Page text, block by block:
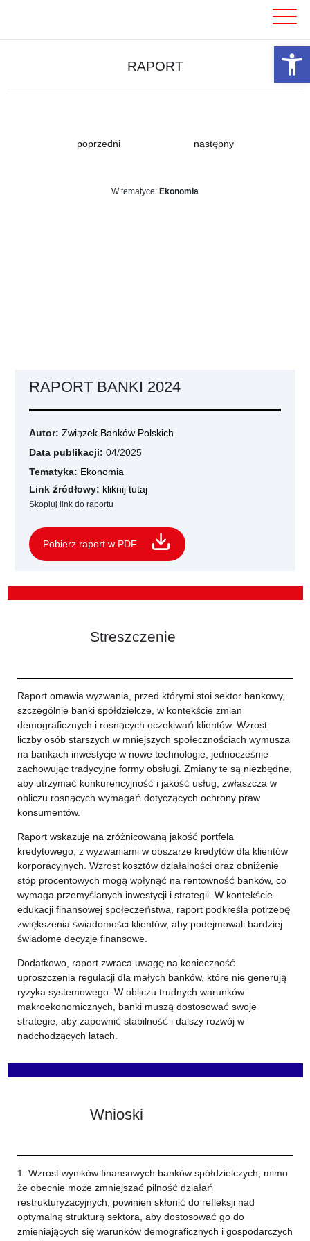
RAPORT
poprzedni następny
W tematyce: Ekonomia
RAPORT BANKI 2024
Autor: Związek Banków Polskich
Data publikacji: 04/2025
Tematyka: Ekonomia
Link źródłowy: kliknij tutaj
Skopiuj link do raportu
Pobierz raport w PDF
Streszczenie
Raport omawia wyzwania, przed którymi stoi sektor bankowy,
szczególnie banki spółdzielcze, w kontekście zmian
demograficznych i rosnących oczekiwań klientów. Wzrost
liczby osób starszych w mniejszych społecznościach wymusza
na bankach inwestycje w nowe technologie, jednocześnie
zachowując tradycyjne formy obsługi. Zmiany te są niezbędne,
aby utrzymać konkurencyjność i jakość usług, zwłaszcza w
obliczu rosnących wymagań dotyczących ochrony praw
konsumentów.
Raport wskazuje na zróżnicowaną jakość portfela
kredytowego, z wyzwaniami w obszarze kredytów dla klientów
korporacyjnych. Wzrost kosztów działalności oraz obniżenie
stóp procentowych mogą wpłynąć na rentowność banków, co
wymaga przemyślanych inwestycji i strategii. W kontekście
edukacji finansowej społeczeństwa, raport podkreśla potrzebę
zwiększenia świadomości klientów, aby podejmowali bardziej
świadome decyzje finansowe.
Dodatkowo, raport zwraca uwagę na konieczność
uproszczenia regulacji dla małych banków, które nie generują
ryzyka systemowego. W obliczu trudnych warunków
makroekonomicznych, banki muszą dostosować swoje
strategie, aby zapewnić stabilność i dalszy rozwój w
nadchodzących latach.
Wnioski
1. Wzrost wyników finansowych banków spółdzielczych, mimo
że obecnie może zmniejszać pilność działań
restrukturyzacyjnych, powinien skłonić do refleksji nad
optymalną strukturą sektora, aby dostosować go do
zmieniających się warunków demograficznych i gospodarczych